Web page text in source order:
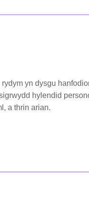
yn dysgu
hylendid
a thrin arian.